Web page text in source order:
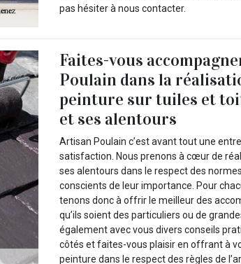
pas hésiter à nous contacter.
Faites-vous
Poulain dans la
peinture sur tuiles et
et ses alentours
Artisan Poulain c’est avant tout une
satisfaction. Nous prenons à cœur de
ses alentours dans le respect des
conscients de leur importance. Pour
tenons donc à offrir le meilleur des
qu’ils soient des particuliers ou de
également avec vous divers conseils
côtés et faites-vous plaisir en offrant à
peinture dans le respect des règles de